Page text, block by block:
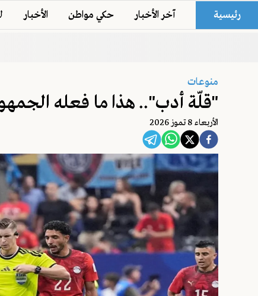
رئيسية آخر الأخبار حكي مواطن الأخبار
منوعات
"قلّة أدب".. هذا ما فعله الجمهور
اﻷربعاء 8 تموز 2026